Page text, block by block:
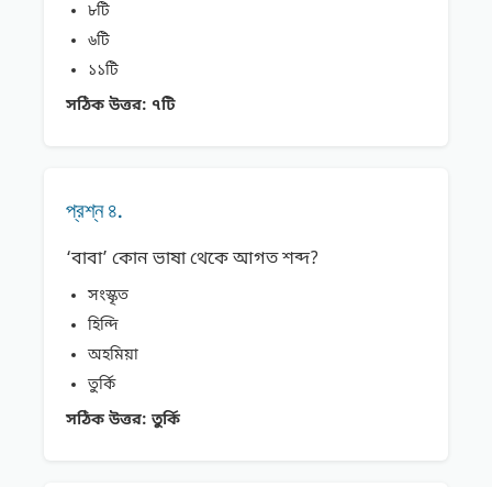
৮টি
৬টি
১১টি
সঠিক উত্তর: ৭টি
প্রশ্ন ৪.
‘বাবা’ কোন ভাষা থেকে আগত শব্দ?
সংস্কৃত
হিন্দি
অহমিয়া
তুর্কি
সঠিক উত্তর: তুর্কি